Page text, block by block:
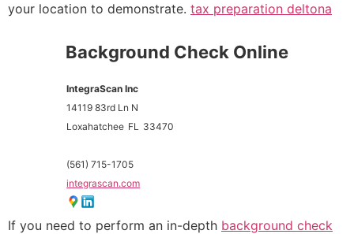
your location to demonstrate. tax preparation deltona
Background Check Online
IntegraScan Inc
14119 83rd Ln N
Loxahatchee FL 33470
(561) 715-1705
integrascan.com
If you need to perform an in-depth background check